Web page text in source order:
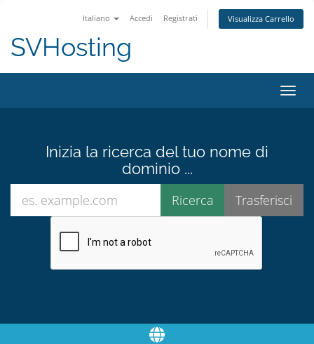
Italiano Accedi Registrati Visualizza Carrello
SVHosting
Inizia la ricerca del tuo nome di
dominio ...